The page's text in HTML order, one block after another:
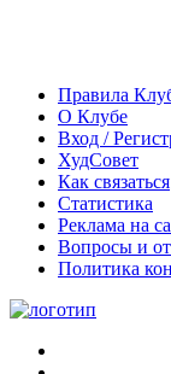
Правила
О Клубе
Вход /
ХудСовет
Как связаться
Статистика
Реклама на
Вопросы и
Политика